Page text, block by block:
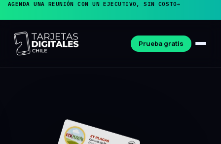
AGENDA UNA REUNIÓN CON UN EJECUTIVO, SIN COSTO→
Prueba gratis